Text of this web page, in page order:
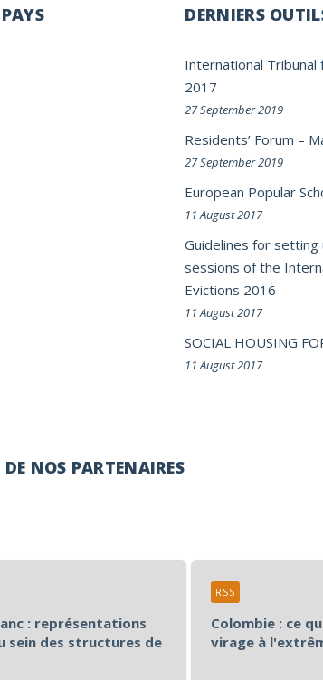
DERNIERS
International Tribunal
2017
27 September 2019
Residents’ Forum –
27 September 2019
European Popular
11 August 2017
Guidelines for setting
sessions of the
Evictions 2016
11 August 2017
SOCIAL HOUSING
11 August 2017
NOS PARTENAIRES
: représentations
sein des structures de
Colombie : ce
virage à
RSS